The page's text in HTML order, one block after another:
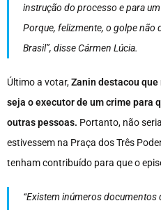
instrução do processo e para
Porque, felizmente, o golpe não
Brasil”, disse Cármen Lúcia.
Último a votar,Zanin destacou
seja o executor de um crime para
outras pessoas. Portanto, não
estivessem na Praça dos Três
tenham contribuído para que o
“Existem inúmeros documentos